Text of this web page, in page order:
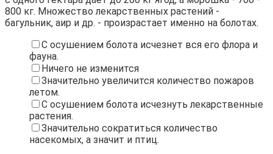
800 кг. Множество лекарственных растений -
багульник, аир и др. - произрастает именно на болотах.
С осушением болота исчезнет вся его флора и
фауна.
Ничего не изменится
Значительно увеличится количество пожаров
летом.
С осушением болота исчезнуть лекарственные
растения.
Значительно сократиться количество
насекомых, а значит и птиц.